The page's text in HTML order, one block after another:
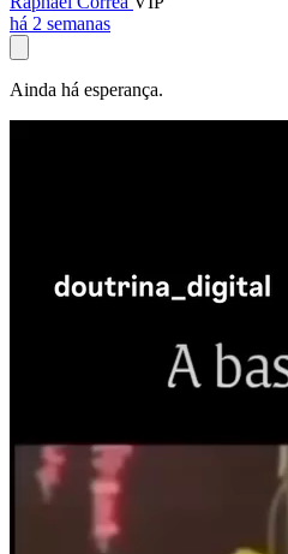
há 2 semanas
Ainda há esperança.